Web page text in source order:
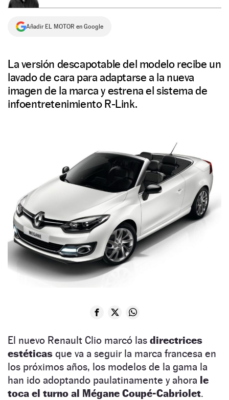
Añadir EL MOTOR en Google
La versión descapotable del modelo recibe un
lavado de cara para adaptarse a la nueva
imagen de la marca y estrena el sistema de
infoentretenimiento R-Link.
El nuevo Renault Clio marcó las directrices
estéticas que va a seguir la marca francesa en
los próximos años, los modelos de la gama la
han ido adoptando paulatinamente y ahora le
toca el turno al Mégane Coupé-Cabriolet.